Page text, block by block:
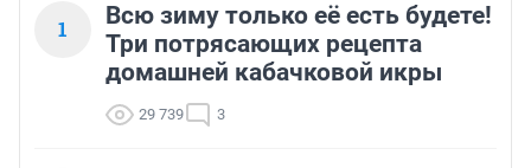
1
Всю зиму только её есть будете!
Три потрясающих рецепта
домашней кабачковой икры
29 739 3